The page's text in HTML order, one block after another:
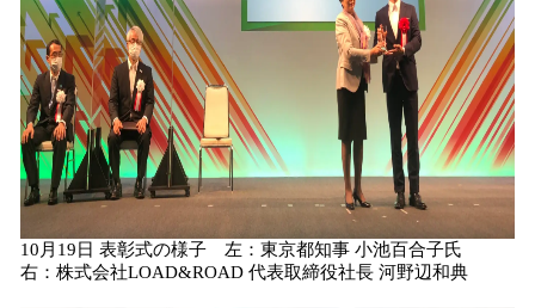
10月19日 表彰式の様子 左：東京都知事 小池百合子氏
右：株式会社LOAD&ROAD 代表取締役社長 河野辺和典